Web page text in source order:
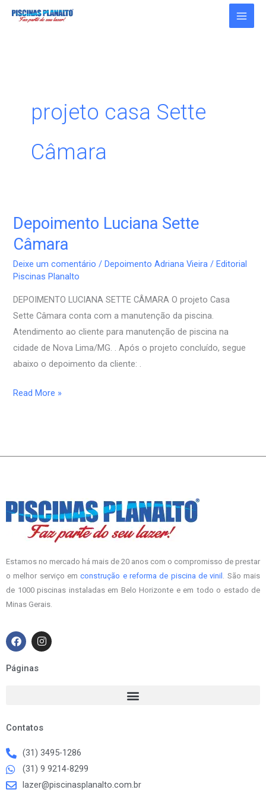
projeto casa Sette
Câmara
Depoimento Luciana Sette
Câmara
Deixe um comentário /Depoimento Adriana Vieira /Editorial
Piscinas Planalto
DEPOIMENTO LUCIANA SETTE CÂMARA O projeto Casa
Sette Câmara conta com a manutenção da piscina.
Atendimento ao cliente para manutenção de piscina na
cidade de Nova Lima/MG. . Após o projeto concluído, segue
abaixo o depoimento da cliente: .
Depoimento
Luciana
Sette
Câmara
Read More »
Estamos no mercado há mais de 20 anos com o compromisso de prestar
o melhor serviço emconstrução e reforma de piscina de vinil . São mais
de 1000 piscinas instaladas em Belo Horizonte e em todo o estado de
Minas Gerais.
F
a
c
e
b
I
n
s
Páginas
Contatos
(31) 3495-1286
(31) 9 9214-8299
lazer@piscinasplanalto.com.br